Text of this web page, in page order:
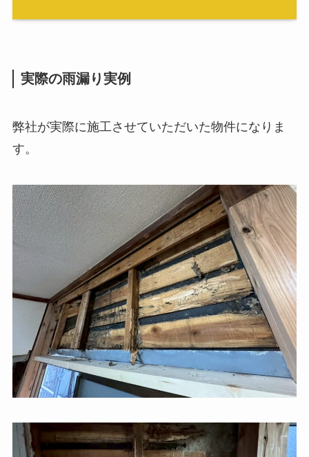
実際の雨漏り実例
弊社が実際に施工させていただいた物件になりま
す。